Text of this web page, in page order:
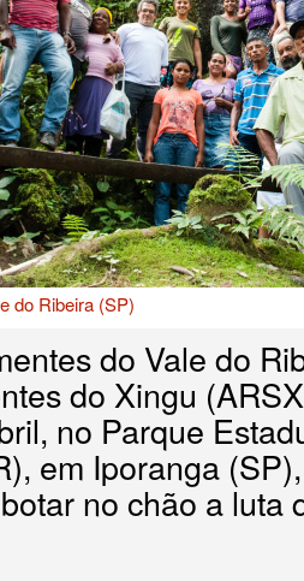
do Ribeira (SP)
do Vale do
do Xingu
no Parque
em Iporanga
no chão a luta